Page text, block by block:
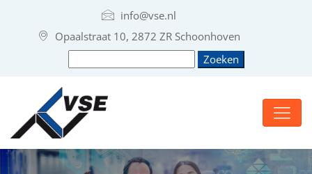
info@vse.nl
Opaalstraat 10, 2872 ZR Schoonhoven